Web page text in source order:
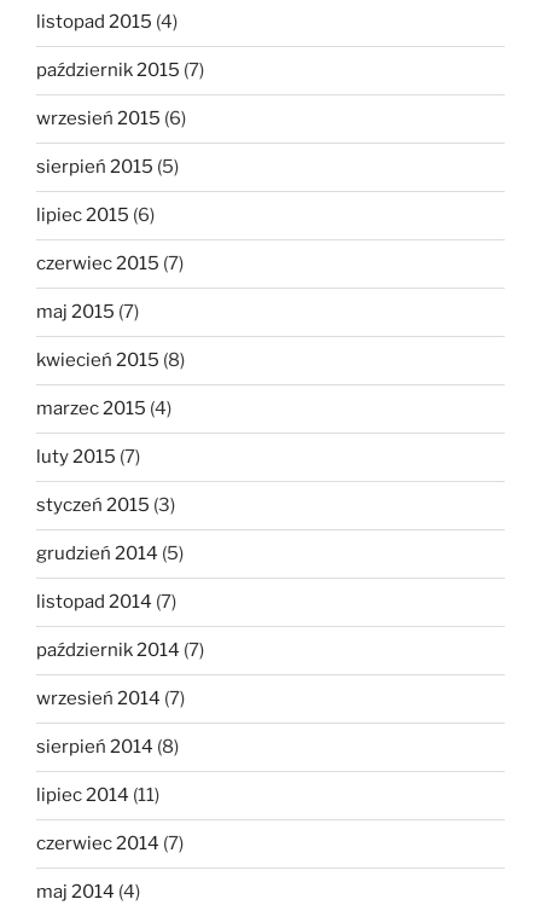
listopad 2015 (4)
październik 2015 (7)
wrzesień 2015 (6)
sierpień 2015 (5)
lipiec 2015 (6)
czerwiec 2015 (7)
maj 2015 (7)
kwiecień 2015 (8)
marzec 2015 (4)
luty 2015 (7)
styczeń 2015 (3)
grudzień 2014 (5)
listopad 2014 (7)
październik 2014 (7)
wrzesień 2014 (7)
sierpień 2014 (8)
lipiec 2014 (11)
czerwiec 2014 (7)
maj 2014 (4)